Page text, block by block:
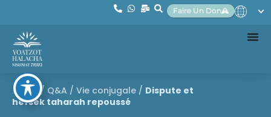
Faire Un Don
Home / Q&A / Vie conjugale / Dispute et
hefsek taharah repoussé